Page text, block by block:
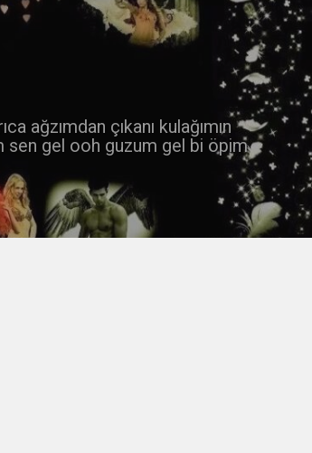
ağzımdan çıkanı kulağımın
sen gel ooh guzum gel bi öpim